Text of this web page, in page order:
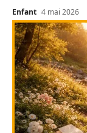
Enfant 4 mai 2026